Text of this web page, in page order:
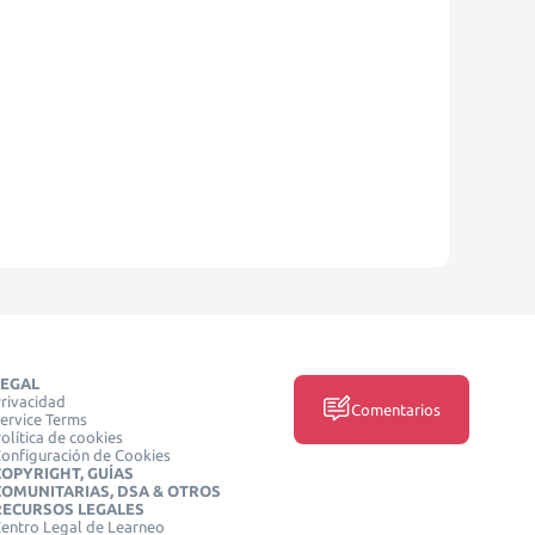
Terms
de cookies
de Cookies
GUÍAS
DSA & OTROS
LEGALES
Legal de Learneo
Comentarios